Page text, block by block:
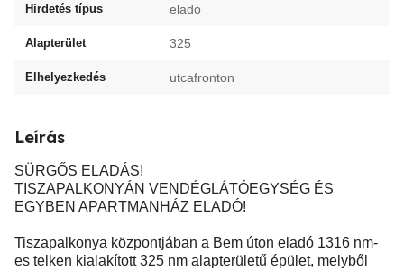
Hirdetés típus eladó
Alapterület 325
Elhelyezkedés utcafronton
Leírás
SÜRGŐS ELADÁS!
TISZAPALKONYÁN VENDÉGLÁTÓEGYSÉG ÉS
EGYBEN APARTMANHÁZ ELADÓ!
Tiszapalkonya központjában a Bem úton eladó 1316 nm-
es telken kialakított 325 nm alapterületű épület, melyből